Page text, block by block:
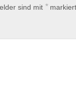
sind mit *markiert